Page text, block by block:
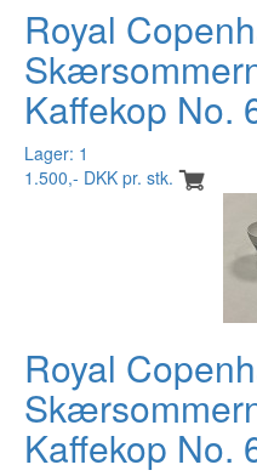
Royal
Kaffekop No.
Lager: 1
1.500,- DKK pr. stk.
Royal
Kaffekop No.